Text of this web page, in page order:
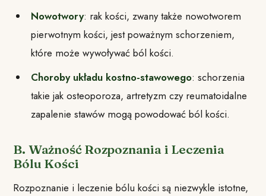
Nowotwory: rak kości, zwany także nowotworem
pierwotnym kości, jest poważnym schorzeniem,
które może wywoływać ból kości.
Choroby układu kostno-stawowego: schorzenia
takie jak osteoporoza, artretyzm czy reumatoidalne
zapalenie stawów mogą powodować ból kości.
B. Ważność Rozpoznania i Leczenia
Bólu Kości
Rozpoznanie i leczenie bólu kości są niezwykle istotne,